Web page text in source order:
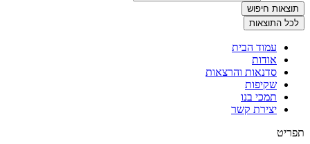
תוצאות חיפוש
לכל התוצאות
עמוד הבית
אודות
סדנאות והרצאות
שקיפות
תמכי בנו
יצירת קשר
תפריט